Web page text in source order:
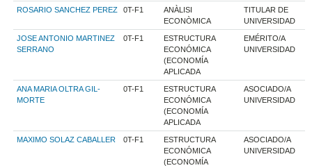
ROSARIO SANCHEZ PEREZ 0T-F1
ANÀLISI
ECONÒMICA
TITULAR DE
UNIVERSIDAD
JOSE ANTONIO MARTINEZ
SERRANO
0T-F1
ESTRUCTURA
ECONÓMICA
(ECONOMÍA
APLICADA
EMÉRITO/A
UNIVERSIDAD
ANA MARIA OLTRA GIL-
MORTE
0T-F1
ESTRUCTURA
ECONÓMICA
(ECONOMÍA
APLICADA
ASOCIADO/A
UNIVERSIDAD
MAXIMO SOLAZ CABALLER 0T-F1
ESTRUCTURA
ECONÓMICA
(ECONOMÍA
ASOCIADO/A
UNIVERSIDAD